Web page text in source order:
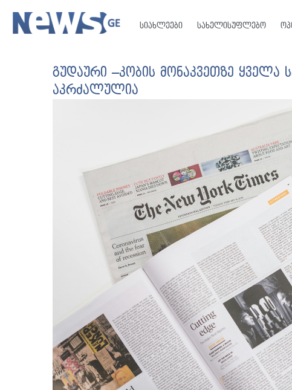
სიახლეები სახელისუფლებო
გუდაური –კობის მონაკვეთზე ყველა
აკრძალულია